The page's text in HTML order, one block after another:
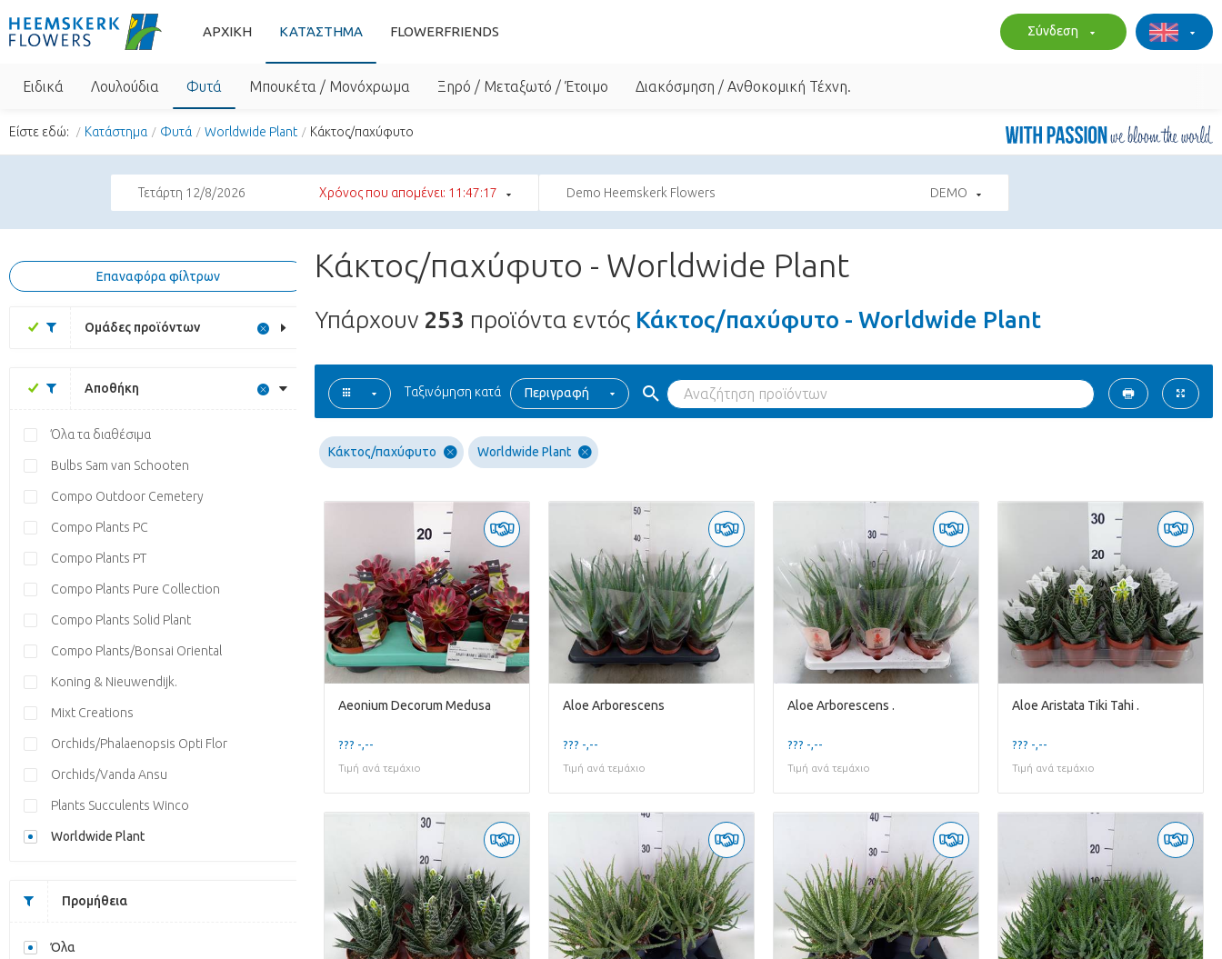
ΑΡΧΙΚΗ ΚΑΤΆΣΤΗΜΑ FLOWERFRIENDS Σύνδεση
Ειδικά Λουλούδια Φυτά Μπουκέτα / Μονόχρωμα Ξηρό / Μεταξωτό / Έτοιμο Διακόσμηση / Ανθοκομική Τέχνη.
Είστε εδώ: Κατάστημα Φυτά Worldwide Plant Κάκτος/παχύφυτο
Τετάρτη 12/8/2026 Χρόνος που απομένει: 11:47:15 Demo Heemskerk Flowers DEMO
Επαναφόρα φίλτρων
Ομάδες προϊόντων
Αποθήκη
Όλα τα διαθέσιμα
Bulbs Sam van Schooten
Compo Outdoor Cemetery
Compo Plants PC
Compo Plants PT
Compo Plants Pure Collection
Compo Plants Solid Plant
Compo Plants/Bonsai Oriental
Koning & Nieuwendijk.
Mixt Creations
Orchids/Phalaenopsis Opti Flor
Orchids/Vanda Ansu
Plants Succulents Winco
Worldwide Plant
Προμήθεια
Όλα
Κάκτος/παχύφυτο - Worldwide Plant
Υπάρχουν 253 προϊόντα εντός Κάκτος/παχύφυτο - Worldwide Plant
Ταξινόμηση κατά Περιγραφή
Κάκτος/παχύφυτο Worldwide Plant
Aeonium Decorum Medusa
??? -,--
Τιμή ανά τεμάχιο
Aloe Arborescens
??? -,--
Τιμή ανά τεμάχιο
Aloe Arborescens .
??? -,--
Τιμή ανά τεμάχιο
Aloe Aristata Tiki Tahi .
??? -,--
Τιμή ανά τεμάχιο